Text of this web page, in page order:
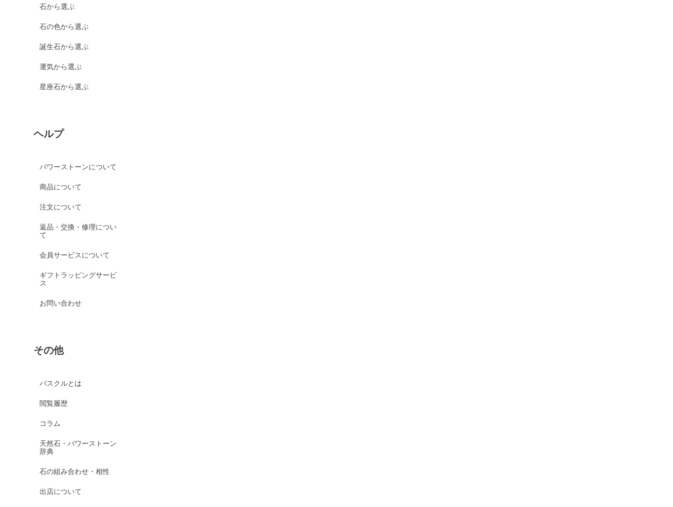
石から選ぶ
石の色から選ぶ
誕生石から選ぶ
運気から選ぶ
星座石から選ぶ
ヘルプ
パワーストーンについて
商品について
注文について
返品・交換・修理につい
て
会員サービスについて
ギフトラッピングサービ
ス
お問い合わせ
その他
パスクルとは
閲覧履歴
コラム
天然石・パワーストーン
辞典
石の組み合わせ・相性
出店について